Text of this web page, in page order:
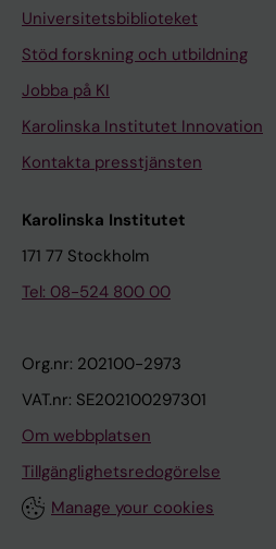
Universitetsbiblioteket
Stöd forskning och utbildning
Jobba på KI
Karolinska Institutet Innovation
Kontakta presstjänsten
Karolinska Institutet
171 77 Stockholm
Tel: 08-524 800 00
Org.nr: 202100-2973
VAT.nr: SE202100297301
Om webbplatsen
Tillgänglighetsredogörelse
Manage your cookies